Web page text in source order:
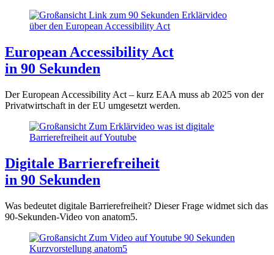
European Accessibility Act
in 90 Sekunden
Der European Accessibility Act – kurz EAA muss ab 2025 von der
Privatwirtschaft in der EU umgesetzt werden.
Digitale Barrierefreiheit
in 90 Sekunden
Was bedeutet digitale Barrierefreiheit? Dieser Frage widmet sich das
90-Sekunden-Video von anatom5.